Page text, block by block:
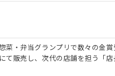
菜・弁当グランプリで数々の金
て販売し、次代の店舗を担う「店